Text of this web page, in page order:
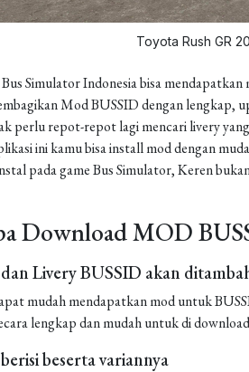
Toyota Rush GR
Simulator Indonesia bisa
Mod BUSSID dengan lengkap,
perlu repot-repot lagi mencari livery
ini kamu bisa install mod dengan
pada game Bus Simulator, Keren
Download MOD
Livery BUSSID akan
mudah mendapatkan mod untuk
lengkap dan mudah untuk di
beserta variannya